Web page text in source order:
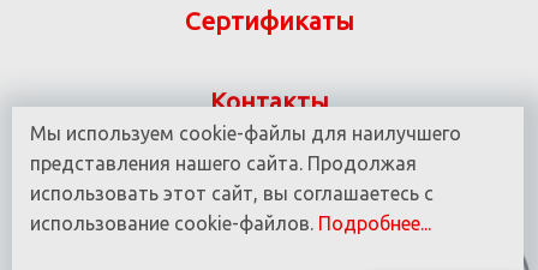
Сертификаты
Контакты
Указанная на сайте информация не является
публичной офертой ООО «ВИТ-М» УНП 190780937
© 2016 - 2025 Все права защищены.
Мы используем cookie-файлы для наилучшего
представления нашего сайта. Продолжая
использовать этот сайт, вы соглашаетесь с
использование cookie-файлов. Подробнее...